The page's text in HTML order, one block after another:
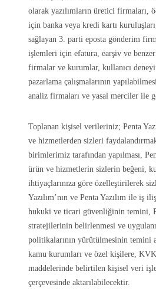
olarak yazılımların üretici firmaları,
için banka veya kredi kartı
sağlayan 3. parti eposta gönderim
işlemleri için efatura, earşiv ve
firmalar ve kurumlar, kullanıcı
pazarlama çalışmalarının
analiz firmaları ve yasal merciler ile
Toplanan kişisel verileriniz; Penta
ve hizmetlerden sizleri
birimlerimiz tarafından yapılması,
ürün ve hizmetlerin sizlerin beğeni,
ihtiyaçlarınıza göre özelleştirilerek
Yazılım’nın ve Penta Yazılım ile iş
hukuki ve ticari güvenliğinin temini,
stratejilerinin belirlenmesi ve
politikalarının yürütülmesinin temini
kamu kurumları ve özel kişilere,
maddelerinde belirtilen kişisel veri
çerçevesinde aktarılabilecektir.